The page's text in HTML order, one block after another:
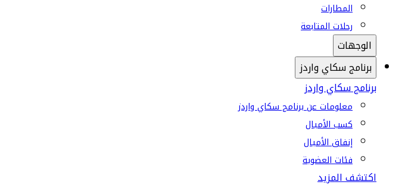
المطارات
رحلات المتابعة
الوجهات
برنامج سكاي واردز
برنامج سكاي واردز
معلومات عن برنامج سكاي واردز
كسب الأميال
إنفاق الأميال
فئات العضوية
اكتشف المزيد